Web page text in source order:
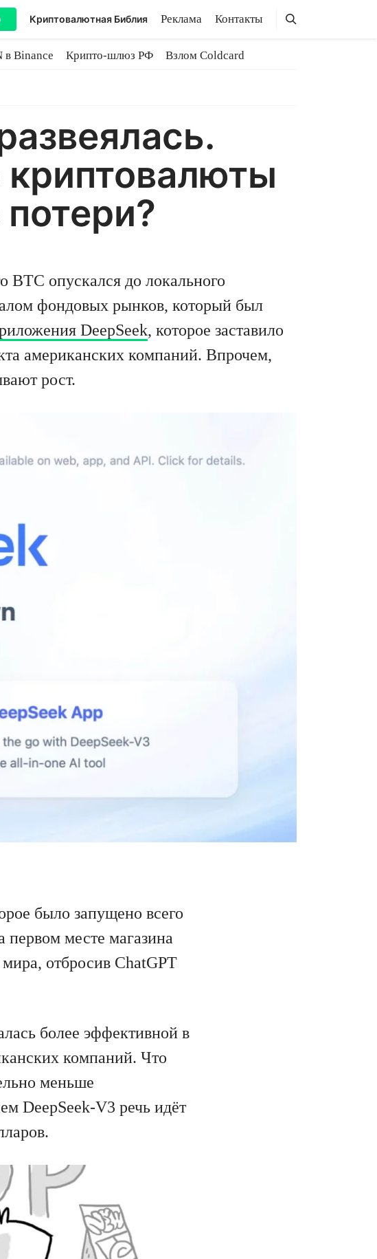
Криптовалютная Библия Реклама Контакты Поиск
Поиск
в Binance Крипто-шлюз РФ
Взлом Coldcard
опускался до локального
фондовых рынков, который был
DeepSeek, которое заставило
американских компаний. Впрочем,
рост.
было запущено всего
первом месте магазина
отбросив ChatGPT
более эффективной в
компаний. Что
меньше
DeepSeek-V3 речь идёт